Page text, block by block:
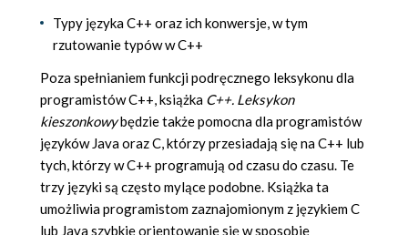
Typy języka C++ oraz ich konwersje, w tym
rzutowanie typów w C++
Poza spełnianiem funkcji podręcznego leksykonu dla
programistów C++, książka C++. Leksykon
kieszonkowybędzie także pomocna dla programistów
języków Java oraz C, którzy przesiadają się na C++ lub
tych, którzy w C++ programują od czasu do czasu. Te
trzy języki są często mylące podobne. Książka ta
umożliwia programistom zaznajomionym z językiem C
lub Java szybkie orientowanie się w sposobie